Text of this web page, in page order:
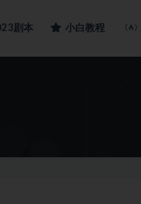
剧本 小白教程